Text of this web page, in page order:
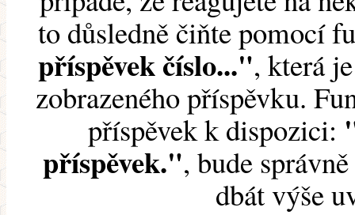
to důsledně čiňte pomocí
příspěvek číslo...", která
zobrazeného příspěvku.
příspěvek k dispozici:
příspěvek.", bude
dbát výše